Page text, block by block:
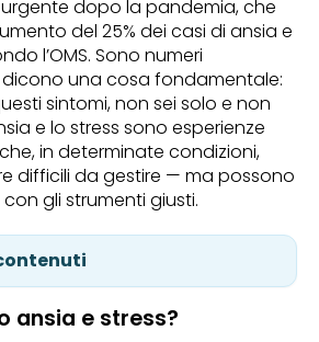
dopo la pandemia, che
del 25% dei casi di ansia e
l’OMS. Sono numeri
una cosa fondamentale:
sintomi, non sei solo e non
e lo stress sono esperienze
in determinate condizioni,
difficili da gestire — ma possono
gli strumenti giusti.
ansia e stress?